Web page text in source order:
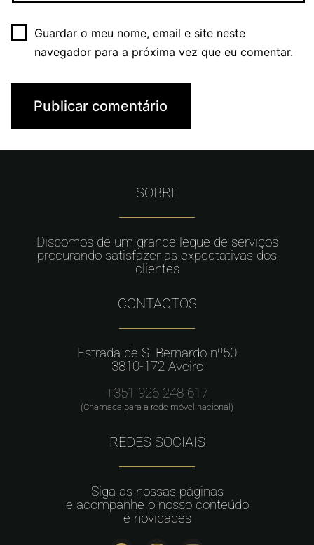
Guardar o meu nome, email e site neste
navegador para a próxima vez que eu comentar.
SOBRE
Dispomos de um grande leque de serviços
procurando satisfazer as expectativas dos
clientes
CONTACTOS
Estrada de S. Bernardo nº50
3810-172 Aveiro
+351 926 248 617
(Chamada para a rede móvel nacional)
REDES SOCIAIS
Siga as nossas páginas
e acompanhe o nosso conteúdo
e novidades